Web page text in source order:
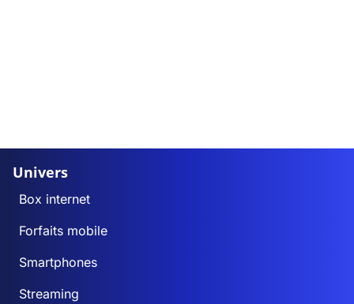
Univers
Box internet
Forfaits mobile
Smartphones
Streaming